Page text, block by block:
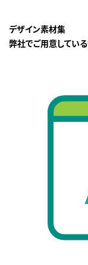
デザイン素材集
弊社でご用意してい